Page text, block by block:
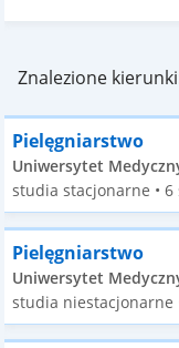
Znalezione
Pielęgniarstwo
Uniwersytet
studia stacjonarne •
Pielęgniarstwo
Uniwersytet
studia niestacjonarne